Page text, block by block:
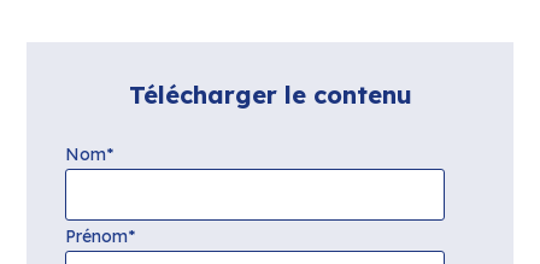
Télécharger le contenu
Nom*
Prénom*